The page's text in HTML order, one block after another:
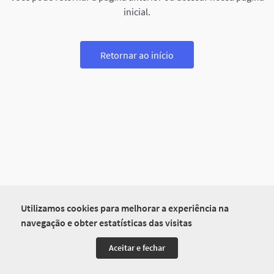
Utilizamos cookies para melhorar a experiência na
navegação e obter estatísticas das visitas
Aceitar e fechar
inicial.
Retornar ao início